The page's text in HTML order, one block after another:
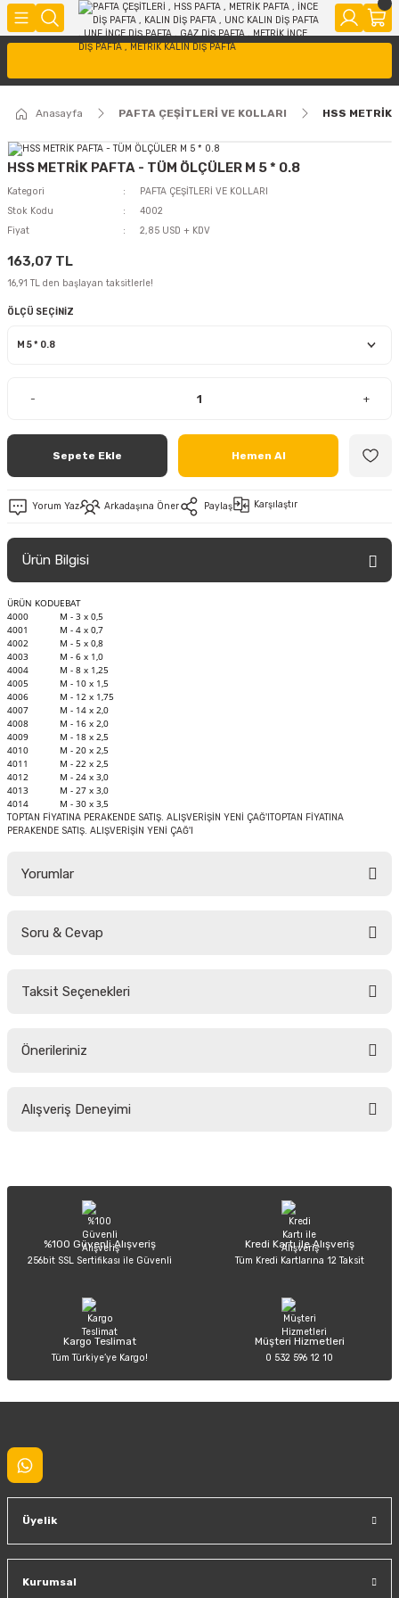
Anasayfa PAFTA ÇEŞİTLERİ VE KOLLARI HSS METRİK
HSS METRİK PAFTA - TÜM ÖLÇÜLER M 5 * 0.8
Kategori
PAFTA ÇEŞİTLERİ VE KOLLARI
Stok Kodu
4002
Fiyat
2,85 USD + KDV
163,07 TL
16,91 TL den başlayan taksitlerle!
ÖLÇÜ SEÇİNİZ
- +
Sepete Ekle Hemen Al
Yorum Yaz Arkadaşına Öner Paylaş Karşılaştır
Ürün Bilgisi
ÜRÜN KODUEBAT
4000
M - 3 x 0,5
4001
M - 4 x 0,7
4002
M - 5 x 0,8
4003
M - 6 x 1,0
4004
M - 8 x 1,25
4005
M - 10 x 1,5
4006
M - 12 x 1,75
4007
M - 14 x 2,0
4008
M - 16 x 2,0
4009
M - 18 x 2,5
4010
M - 20 x 2,5
4011
M - 22 x 2,5
4012
M - 24 x 3,0
4013
M - 27 x 3,0
4014
M - 30 x 3,5
TOPTAN FİYATINA PERAKENDE SATIŞ. ALIŞVERİŞİN YENİ ÇAĞ'ITOPTAN FİYATINA
PERAKENDE SATIŞ. ALIŞVERİŞİN YENİ ÇAĞ'I
Yorumlar
Soru & Cevap
Taksit Seçenekleri
Önerileriniz
yetersiz gördüğünüz noktaları öneri formunu kullanarak tarafımıza
Ürün açıklamasında eksik bilgiler bulunuyor.
Ürün bilgilerinde hatalar bulunuyor.
Ürün fiyatı diğer sitelerden daha pahalı.
Alışveriş Deneyimi
Sitemize ilk yorumu siz yapın!
%100 Güvenli Alışveriş
256bit SSL Sertifikası ile Güvenli
Kredi Kartı ile Alışveriş
Tüm Kredi Kartlarına 12 Taksit
Kargo Teslimat
Tüm Türkiye’ye Kargo!
Müşteri Hizmetleri
0 532 596 12 10
Üyelik
Kurumsal